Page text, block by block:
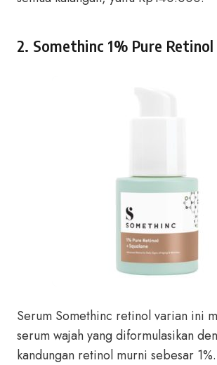
2. Somethinc 1% Pure Retinol
Serum Somethinc retinol varian ini
serum wajah yang diformulasikan
kandungan retinol murni sebesar